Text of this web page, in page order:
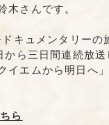
木さんです。
ドキュメンタリー
から三日間連続放
イエムから明日へ
ら